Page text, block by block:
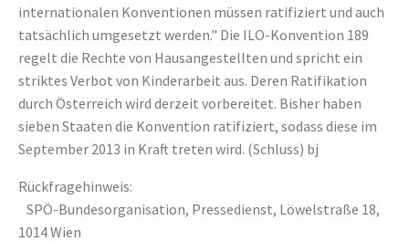
internationalen Konventionen müssen ratifiziert und auch
tatsächlich umgesetzt werden." Die ILO-Konvention 189
regelt die Rechte von Hausangestellten und spricht ein
striktes Verbot von Kinderarbeit aus. Deren Ratifikation
durch Österreich wird derzeit vorbereitet. Bisher haben
sieben Staaten die Konvention ratifiziert, sodass diese im
September 2013 in Kraft treten wird. (Schluss) bj
Rückfragehinweis:
SPÖ-Bundesorganisation, Pressedienst, Löwelstraße 18,
1014 Wien